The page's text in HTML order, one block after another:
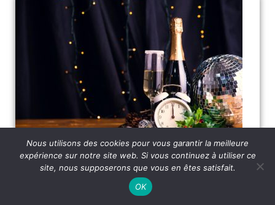
Menu du 31
Livraison à domicile
Nous utilisons des cookies pour vous garantir la meilleure
expérience sur notre site web. Si vous continuez à utiliser ce
site, nous supposerons que vous en êtes satisfait.
OK